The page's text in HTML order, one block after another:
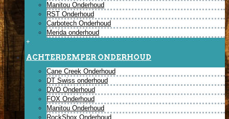
Manitou Onderhoud
RST Onderhoud
Carbotech Onderhoud
Merida onderhoud
+
ACHTERDEMPER ONDERHOUD
Cane Creek Onderhoud
DT Swiss onderhoud
DVO Onderhoud
FOX Onderhoud
Manitou Onderhoud
RockShox Onderhoud